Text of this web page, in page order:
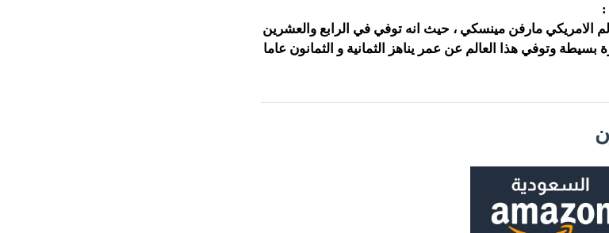
:
الامريكي مارفن مينسكي ، حيث انه توفي في الرابع والعشرين
اى منذ فترة بسيطة وتوفي هذا العالم عن عمر يناهز الثمانية و الثمانون عاما